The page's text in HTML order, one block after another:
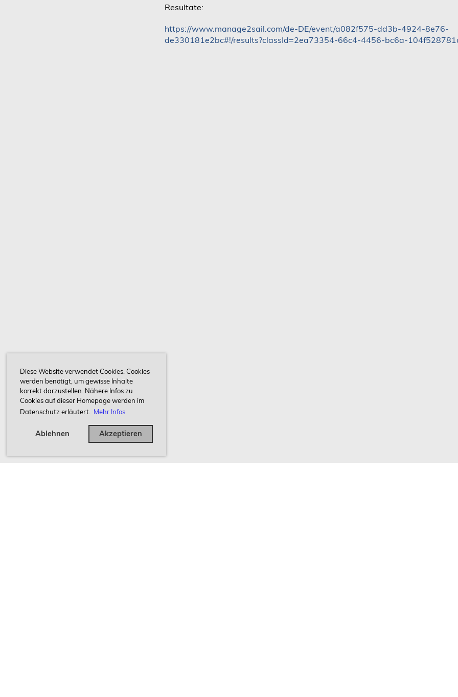
Diese Website verwendet Cookies. Cookies
werden benötigt, um gewisse Inhalte
korrekt darzustellen. Nähere Infos zu
Cookies auf dieser Homepage werden im
Datenschutz erläutert.
Mehr Infos
Ablehnen Akzeptieren
Resultate:
https://www.manage2sail.com/de-DE/event/a082f575-dd3b-4924-8e76-
de330181e2bc#!/results?classId=2ea73354-66c4-4456-bc6a-